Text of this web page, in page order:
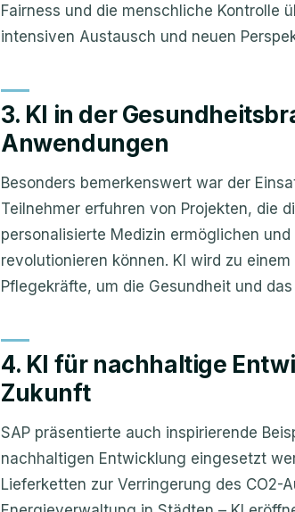
Fairness und die menschliche Kontrolle
intensiven Austausch und neuen
3. KI in der
Anwendungen
Besonders bemerkenswert war der
Teilnehmer erfuhren von Projekten, die
personalisierte Medizin ermöglichen
revolutionieren können. KI wird zu
Pflegekräfte, um die Gesundheit und
4. KI für nachhaltige
Zukunft
SAP präsentierte auch inspirierende
nachhaltigen Entwicklung eingesetzt
Lieferketten zur Verringerung des CO2-